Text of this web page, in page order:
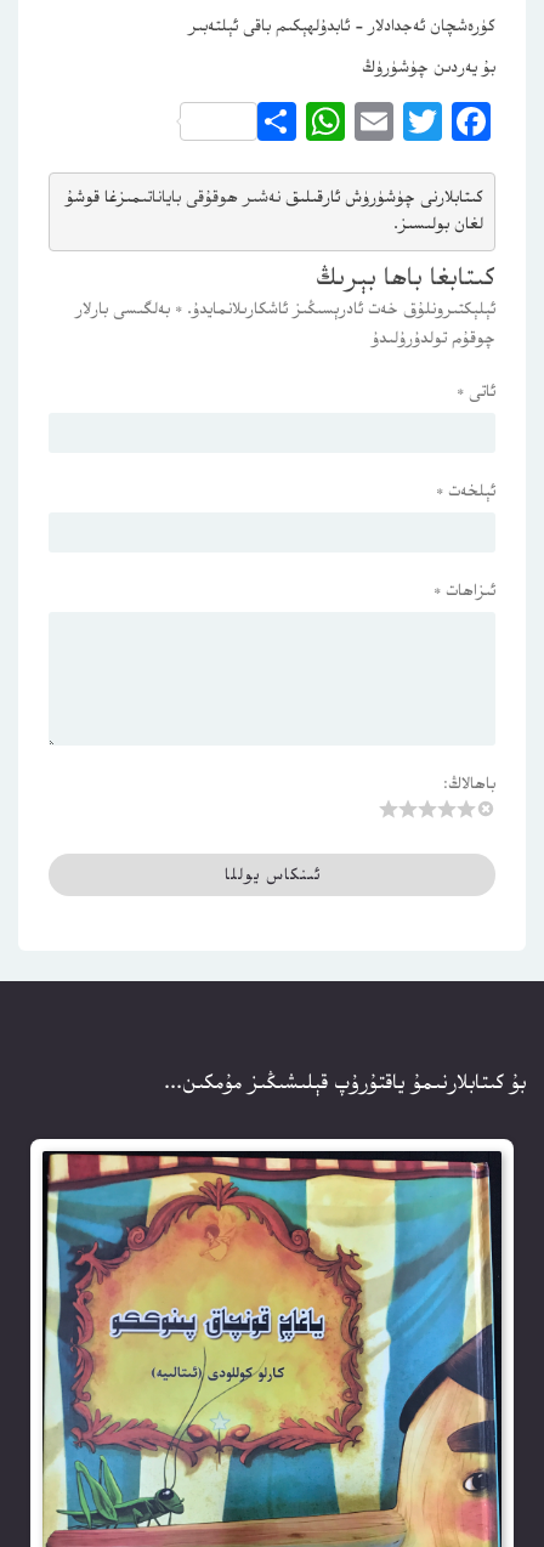
كۈرەشچان ئەجدادلار – ئابدۇلھېكىم باقى ئېلتەبىر
بۇ يەردىن چۈشۈرۈڭ
Facebook
Twitter
Email
WhatsApp
Share
كىتابلارنى چۈشۈرۈش ئارقىلىق نەشىر ھوقۇقى باياناتىمىزغا قوشۇ
لغان بولىسىز.
كىتابغا باھا بېرىڭ
ئېلېكتىرونلۇق خەت ئادرېسىڭىز ئاشكارىلانمايدۇ. * بەلگىسى بارلار
چوقۇم تولدۇرۇلىدۇ
ئاتى *
ئېلخەت *
ئىزاھات *
باھالاڭ:
بۇ كىتابلارنىمۇ ياقتۇرۇپ قېلىشىڭىز مۇمكىن...